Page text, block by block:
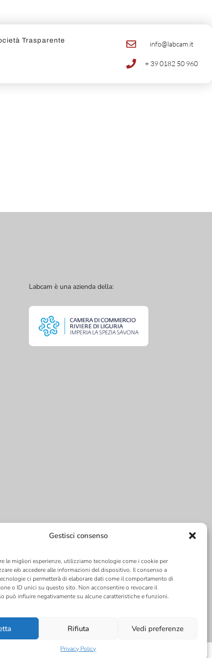
Gestisci consenso
le migliori esperienze, utilizziamo tecnologie come i cookie per
e/o accedere alle informazioni del dispositivo. Il consenso a
ci permetterà di elaborare dati come il comportamento di
o ID unici su questo sito. Non acconsentire o revocare il
può influire negativamente su alcune caratteristiche e funzioni.
Rifiuta Vedi preferenze
Privacy Policy
info@labcam.it
+ 39 0182 50 960
Trasparente
Labcam è una azienda della: